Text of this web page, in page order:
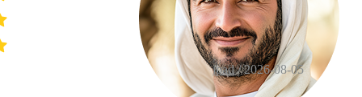
2026-08-05 /
ipad